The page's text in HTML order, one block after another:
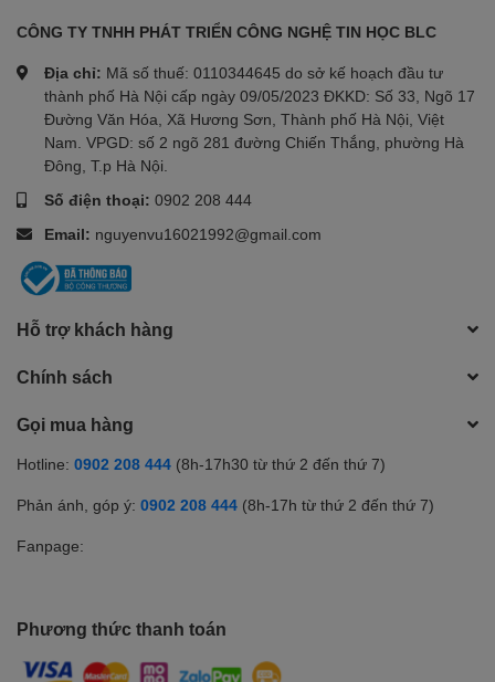
CÔNG TY TNHH PHÁT TRIỂN CÔNG NGHỆ TIN HỌC BLC
Địa chỉ: Mã số thuế: 0110344645 do sở kế hoạch đầu tư
thành phố Hà Nội cấp ngày 09/05/2023 ĐKKD: Số 33, Ngõ 17
Đường Văn Hóa, Xã Hương Sơn, Thành phố Hà Nội, Việt
Nam. VPGD: số 2 ngõ 281 đường Chiến Thắng, phường Hà
Đông, T.p Hà Nội.
Số điện thoại: 0902 208 444
Email: nguyenvu16021992@gmail.com
Hỗ trợ khách hàng
Chính sách
Gọi mua hàng
Hotline: 0902 208 444 (8h-17h30 từ thứ 2 đến thứ 7)
Phản ánh, góp ý: 0902 208 444 (8h-17h từ thứ 2 đến thứ 7)
Fanpage:
Phương thức thanh toán